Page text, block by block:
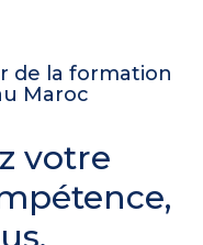
de la formation
Maroc
votre